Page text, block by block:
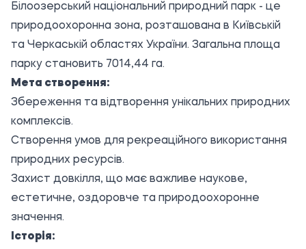
Білоозерський національний природний парк - це
природоохоронна зона, розташована в Київській
та Черкаській областях України. Загальна площа
парку становить 7014,44 га.
Мета створення:
Збереження та відтворення унікальних природних
комплексів.
Створення умов для рекреаційного використання
природних ресурсів.
Захист довкілля, що має важливе наукове,
естетичне, оздоровче та природоохоронне
значення.
Історія: